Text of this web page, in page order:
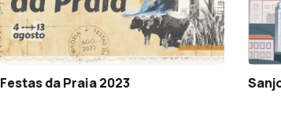
Festas da Praia 2023